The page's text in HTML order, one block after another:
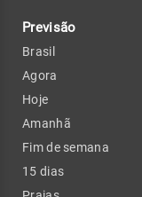
Previsão
Brasil
Agora
Hoje
Amanhã
Fim de semana
15 dias